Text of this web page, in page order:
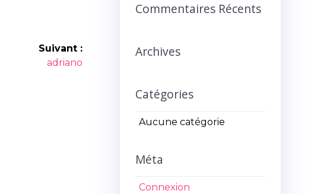
Suivant :
Article
adriano
Commentaires Récents
Archives
Catégories
Aucune catégorie
Méta
Connexion